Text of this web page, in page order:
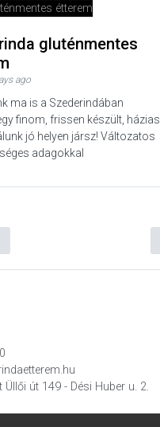
gluténmentes
ago
ma is a Szederindában
finom, frissen készült, házias
jó helyen jársz! Változatos
adagokkal
út 149 - Dési Huber u. 2.